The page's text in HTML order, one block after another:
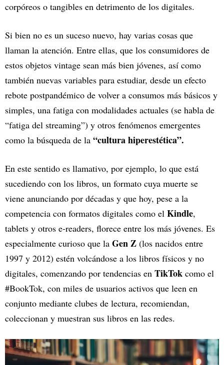
corpóreos o tangibles en detrimento de los digitales.
Si bien no es un suceso nuevo, hay varias cosas que
llaman la atención. Entre ellas, que los consumidores de
estos objetos vintage sean más bien jóvenes, así como
también nuevas variables para estudiar, desde un efecto
rebote postpandémico de volver a consumos más básicos y
simples, una fatiga con modalidades actuales (se habla de
“fatiga del streaming”) y otros fenómenos emergentes
como la búsqueda de la “cultura hiperestética”.
En este sentido es llamativo, por ejemplo, lo que está
sucediendo con los libros, un formato cuya muerte se
viene anunciando por décadas y que hoy, pese a la
competencia con formatos digitales como el Kindle,
tablets y otros e-readers, florece entre los más jóvenes. Es
especialmente curioso que la Gen Z (los nacidos entre
1997 y 2012) estén volcándose a los libros físicos y no
digitales, comenzando por tendencias en TikTok como el
#BookTok, con miles de usuarios activos que leen en
conjunto mediante clubes de lectura, recomiendan,
coleccionan y muestran sus libros en las redes.